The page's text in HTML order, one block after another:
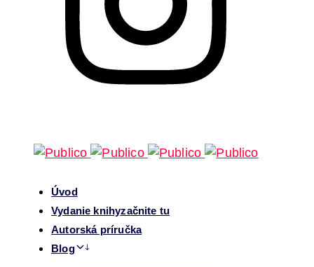
Úvod
Vydanie knihyzačnite tu
Autorská príručka
Blog